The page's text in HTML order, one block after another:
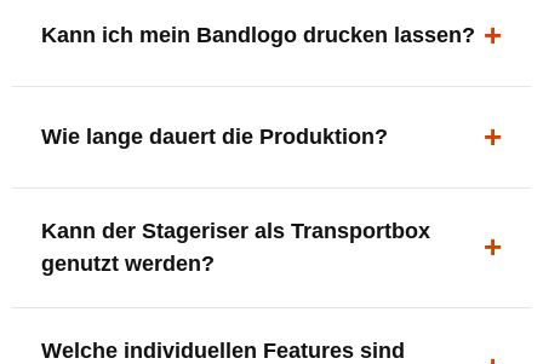
ergonomisch, sicher und gut sichtbar.
Kann ich mein Bandlogo drucken lassen?
deine Bühne, deine Marke.
Wie lange dauert die Produktion?
innerhalb Deutschlands kostenfrei.
Kann der Stageriser als Transportbox
genutzt werden?
oder Zubehör nutzen.
Welche individuellen Features sind